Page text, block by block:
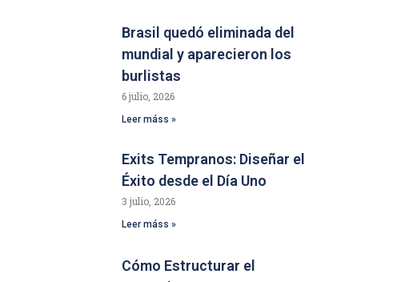
Brasil quedó eliminada del
mundial y aparecieron los
burlistas
6 julio, 2026
Leer máss »
Exits Tempranos: Diseñar el
Éxito desde el Día Uno
3 julio, 2026
Leer máss »
Cómo Estructurar el